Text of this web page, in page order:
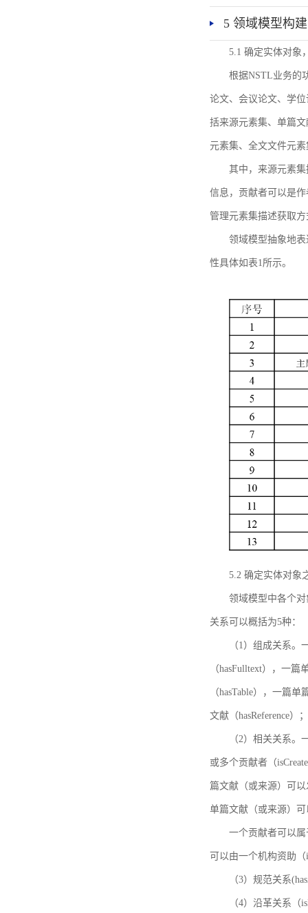
5 领域模型构建
5.1 确定实体对象
根据NSTL业务的
论文、会议论文、学
括来源元素集、单篇
元素集、全文文件元
其中，来源元素
信息，贡献者可以是
管理元素集描述获取
领域模型抽象地
性具体如表1所示。
5.2 确定实体对象
领域模型中各个
关系可以概括为5种：
（1）组成关系
（hasFulltext），一
（hasTable），一篇
文献（hasReference）；
（2）相关关系
或多个贡献者（
篇文献（或来源）可
单篇文献（或来源）可
一个贡献者可以
可以由一个机构资助（
（3）规范关系
（4）沿革关系